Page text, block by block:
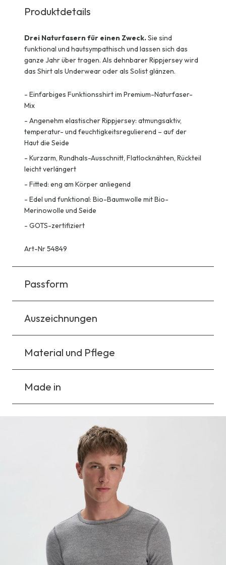
Produktdetails
Drei Naturfasern für einen Zweck.Sie sind
funktional und hautsympathisch und lassen sich das
ganze Jahr über tragen. Als dehnbarer Rippjersey wird
das Shirt als Underwear oder als Solist glänzen.
- Einfarbiges Funktionsshirt im Premium-Naturfaser-
Mix
- Angenehm elastischer Rippjersey: atmungsaktiv,
temperatur- und feuchtigkeitsregulierend – auf der
Haut die Seide
- Kurzarm, Rundhals-Ausschnitt, Flatlocknähten, Rückteil
leicht verlängert
- Fitted: eng am Körper anliegend
- Edel und funktional: Bio-Baumwolle mit Bio-
Merinowolle und Seide
- GOTS-zertifiziert
Art-Nr 54849
Passform
Auszeichnungen
Material und Pflege
Made in